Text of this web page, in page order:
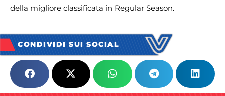
della migliore classificata in Regular Season.
CONDIVIDI SUI SOCIAL